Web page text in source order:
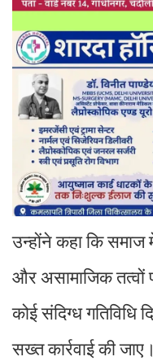
उन्होंने कहा कि
और असामाजिक तत्वों
कोई संदिग्ध गतिविधि
सख्त कार्रवाई की